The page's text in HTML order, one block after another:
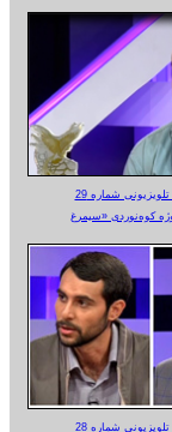
شماره 29
شماره 28